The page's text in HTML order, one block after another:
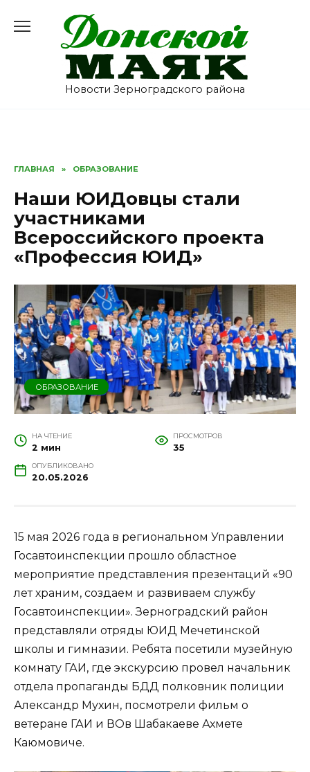
содержанию
Новости Зерноградского района
ГЛАВНАЯ » ОБРАЗОВАНИЕ
Наши ЮИДовцы стали
участниками
Всероссийского проекта
«Профессия ЮИД»
ОБРАЗОВАНИЕ
НА ЧТЕНИЕ
2 мин
ПРОСМОТРОВ
35
ОПУБЛИКОВАНО
20.05.2026
15 мая 2026 года в региональном Управлении
Госавтоинспекции прошло областное
мероприятие представления презентаций «90
лет храним, создаем и развиваем службу
Госавтоинспекции». Зерноградский район
представляли отряды ЮИД Мечетинской
школы и гимназии. Ребята посетили музейную
комнату ГАИ, где экскурсию провел начальник
отдела пропаганды БДД полковник полиции
Александр Мухин, посмотрели фильм о
ветеране ГАИ и ВОв Шабакаеве Ахмете
Каюмовиче.